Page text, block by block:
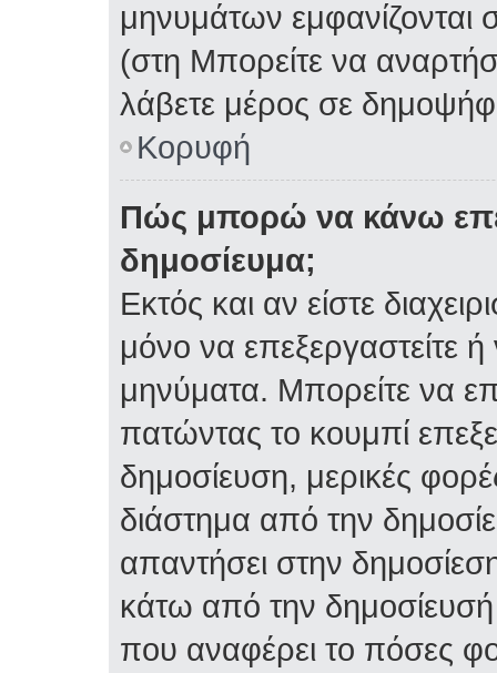
μηνυμάτων
(στη Μπορείτε να
λάβετε μέρος σε
Κορυφή
Πώς μπορώ να κάνω
δημοσίευμα;
Εκτός και αν είστε
μόνο να επεξεργαστείτε
μηνύματα. Μπορείτε να
πατώντας το κουμπί
δημοσίευση, μερικές
διάστημα από την
απαντήσει στην
κάτω από την
που αναφέρει το πόσες